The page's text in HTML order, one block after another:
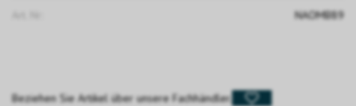
NAOMB89
Beziehen Sie Artikel über unsere Fachhändler.